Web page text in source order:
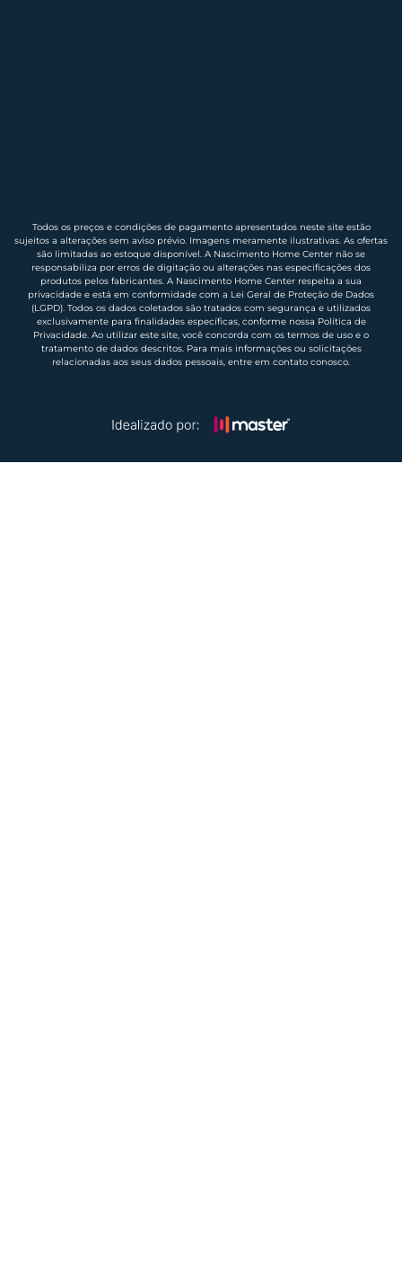
Todos os preços e condições de pagamento apresentados neste site estão
sujeitos a alterações sem aviso prévio. Imagens meramente ilustrativas. As ofertas
são limitadas ao estoque disponível. A Nascimento Home Center não se
responsabiliza por erros de digitação ou alterações nas especificações dos
produtos pelos fabricantes. A Nascimento Home Center respeita a sua
privacidade e está em conformidade com a Lei Geral de Proteção de Dados
(LGPD). Todos os dados coletados são tratados com segurança e utilizados
exclusivamente para finalidades específicas, conforme nossa Política de
Privacidade. Ao utilizar este site, você concorda com os termos de uso e o
tratamento de dados descritos. Para mais informações ou solicitações
relacionadas aos seus dados pessoais, entre em contato conosco.